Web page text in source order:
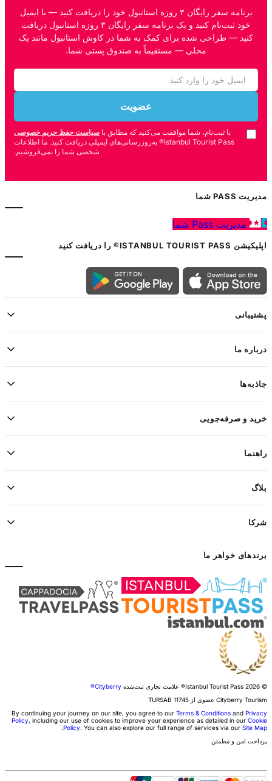
برنامه سفر رایگان ۳ روزه استانبول خود را دریافت کنید — با ایمیل
خود ثبت‌نام کنید و یک برنامه سفر رایگان ۳ روزه استانبول دریافت
کنید — طراحی شده برای کمک به شما در کاوش استانبول مانند یک
محلی — مستقیماً به صندوق پستی شما.
عضویت
با ثبت‌نام، شما موافقت می‌کنید که مطابق با سیاست حفظ حریم خصوصی
Istanbul Tourist Pass® به‌روزرسانی‌های ایمیلی دریافت کنید. ما اطلاعات
شخصی شما را نمی‌فروشیم.
مدیریت PASS شما
مدیریت Pass شما
اپلیکیشن ISTANBUL TOURIST PASS® را دریافت کنید
پشتیبانی
درباره ما
جاذبه‌ها
خرید و صرفه‌جویی
راهنما
بلاگ
شرکا
برندهای خواهر ما
© 2026 Istanbul Tourist Pass® علامت تجاری ثبت‌شده Cityberry®
Cityberry Tourism عضوی از
TURSAB 11745
By continuing your journey on our site, you agree to our Terms & Conditions and Privacy
Policy, including our use of cookies to improve your experience as detailed in our Cookie
Policy. You can also explore our full range of services via our Site Map
.
پرداخت امن و مطمئن